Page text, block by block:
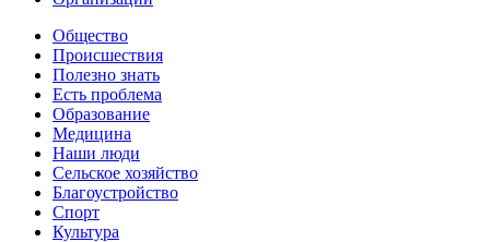
Общество
Происшествия
Полезно знать
Есть проблема
Образование
Медицина
Наши люди
Сельское хозяйство
Благоустройство
Спорт
Культура